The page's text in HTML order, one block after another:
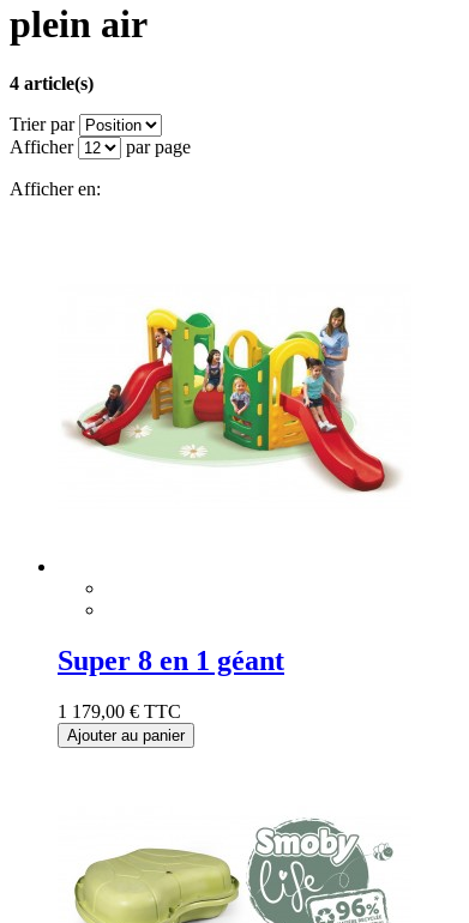
plein air
4 article(s)
Trier par
Afficher
par page
Afficher en:
Super 8 en 1 géant
1 179,00 € TTC
Ajouter au panier